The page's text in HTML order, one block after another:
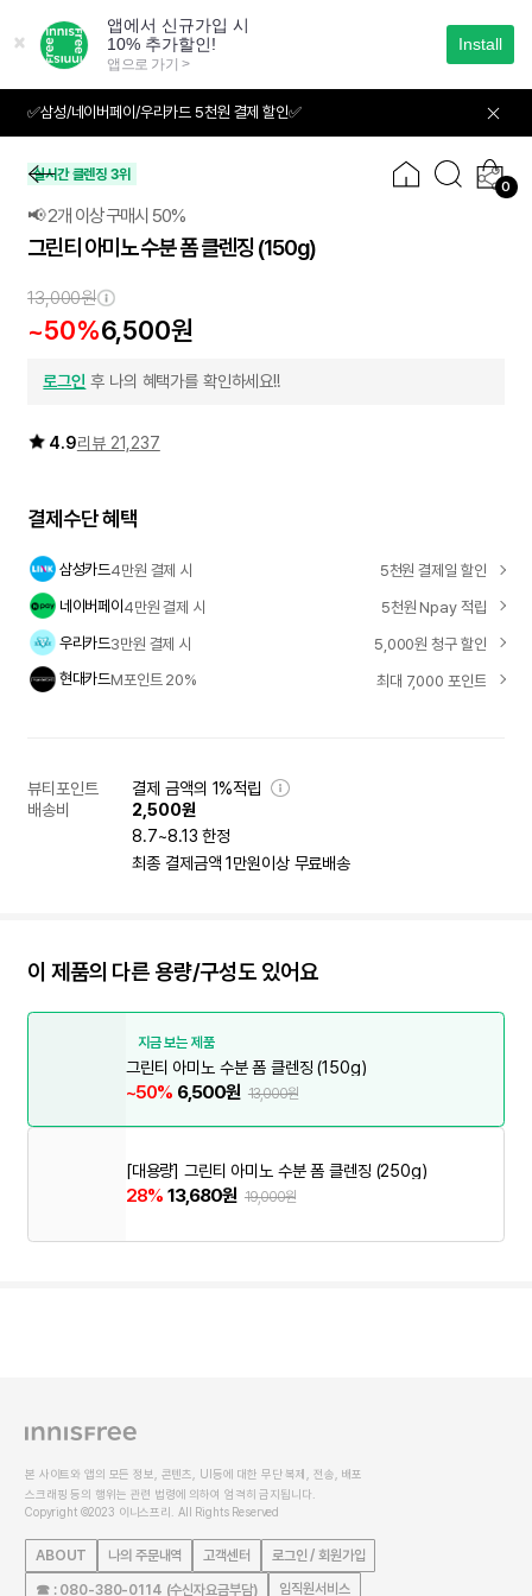
가
✅삼성/네이버페이/우리카드 5천원 결제 할인✅
0
01 03
실시간 클렌징 3위
📢 2개 이상 구매시 50%
그린티 아미노 수분 폼 클렌징 (150g)
13,000원
~50%6,500원
로그인 후 나의 혜택가를 확인하세요!!
4.9리뷰 21,237
결제수단 혜택
삼성카드4만원 결제 시
5천원 결제일 할인
네이버페이4만원 결제 시
5천원 Npay 적립
우리카드3만원 결제 시
5,000원 청구 할인
현대카드M포인트 20% 최대 7,000 포인트
뷰티포인트
결제 금액의 1%적립
배송비
2,500원
8.7~8.13 한정
최종 결제금액 1만원이상 무료배송
이 제품의 다른 용량/구성도 있어요
지금 보는 제품
그린티 아미노 수분 폼 클렌징 (150g)
~50% 6,500원 13,000원
[대용량] 그린티 아미노 수분 폼 클렌징 (250g)
28% 13,680원 19,000원
본 사이트와 앱의 모든 정보, 콘텐츠, UI등에 대한 무단 복제, 전송, 배포
스크래핑 등의 행위는 관련 법령에 의하여 엄격히 금지됩니다.
Copyright ©2023 이니스프리. All Rights Reserved
ABOUT 나의 주문내역 고객센터 로그인 / 회원가입
☎ : 080-380-0114 (수신자요금부담) 임직원서비스